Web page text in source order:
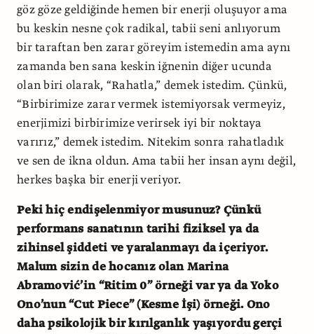
göz göze geldiğinde hemen bir enerji oluşuyor ama
bu keskin nesne çok radikal, tabii seni anlıyorum
bir taraftan ben zarar göreyim istemedin ama aynı
zamanda ben sana keskin iğnenin diğer ucunda
olan biri olarak, “Rahatla,” demek istedim. Çünkü,
“Birbirimize zarar vermek istemiyorsak vermeyiz,
enerjimizi birbirimize verirsek iyi bir noktaya
varırız,” demek istedim. Nitekim sonra rahatladık
ve sen de ikna oldun. Ama tabii her insan aynı değil,
herkes başka bir enerji veriyor.
Peki hiç endişelenmiyor musunuz? Çünkü
performans sanatının tarihi fiziksel ya da
zihinsel şiddeti ve yaralanmayı da içeriyor.
Malum sizin de hocanız olan Marina
Abramović’in “Ritim 0” örneği var ya da Yoko
Ono’nun “Cut Piece” (Kesme İşi) örneği. Ono
daha psikolojik bir kırılganlık yaşıyordu gerçi